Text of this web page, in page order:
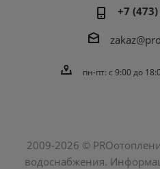
+7
пн-пт: c 9:00 до
2009-2026 ©
водоснабжения.